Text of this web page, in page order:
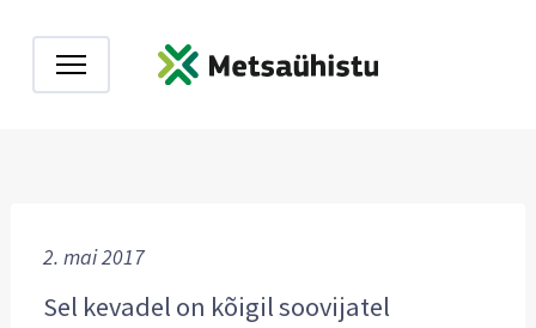
2. mai 2017
Sel kevadel on kõigil soovijatel